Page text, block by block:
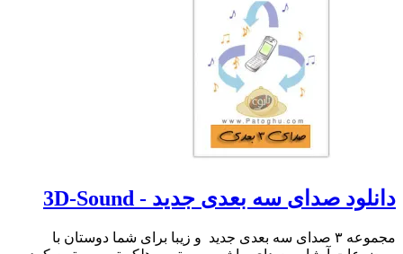
دانلود صدای سه بعدی جدید - 3D-Sound
مجموعه ۳ صدای سه بعدی جدید و زیبا برای شما دوستان با